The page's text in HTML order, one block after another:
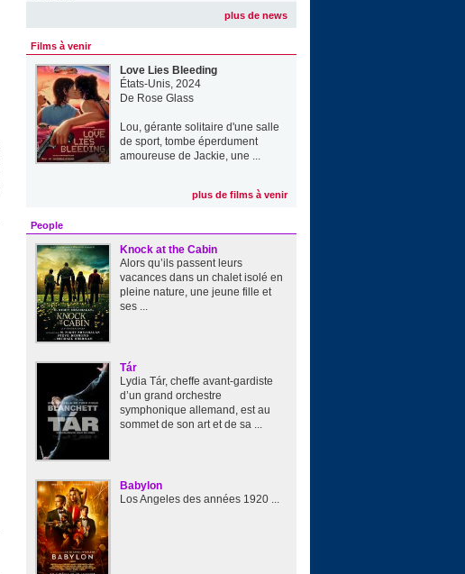
plus de news
Films à venir
Love Lies Bleeding
États-Unis, 2024
De Rose Glass
Lou, gérante solitaire d'une salle
de sport, tombe éperdument
amoureuse de Jackie, une ...
plus de films à venir
People
Knock at the Cabin
Alors qu’ils passent leurs
vacances dans un chalet isolé en
pleine nature, une jeune fille et
ses ...
Tár
Lydia Tár, cheffe avant-gardiste
d’un grand orchestre
symphonique allemand, est au
sommet de son art et de sa ...
Babylon
Los Angeles des années 1920 ...